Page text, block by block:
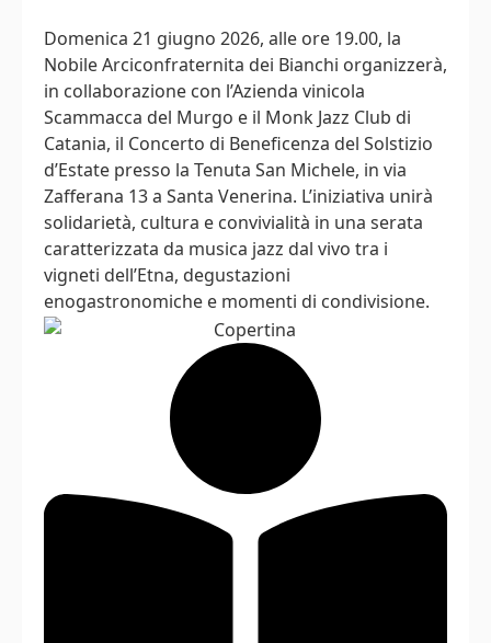
Domenica 21 giugno 2026, alle ore 19.00, la
Nobile Arciconfraternita dei Bianchi organizzerà,
in collaborazione con l’Azienda vinicola
Scammacca del Murgo e il Monk Jazz Club di
Catania, il Concerto di Beneficenza del Solstizio
d’Estate presso la Tenuta San Michele, in via
Zafferana 13 a Santa Venerina. L’iniziativa unirà
solidarietà, cultura e convivialità in una serata
caratterizzata da musica jazz dal vivo tra i
vigneti dell’Etna, degustazioni
enogastronomiche e momenti di condivisione.